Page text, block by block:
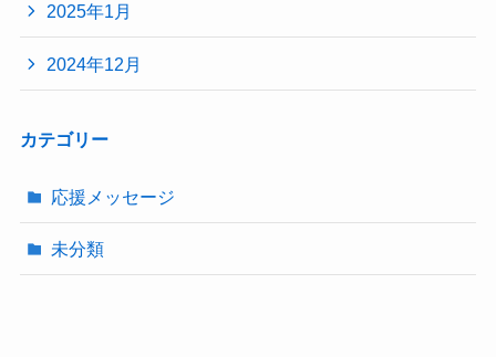
2025年1月
2024年12月
カテゴリー
応援メッセージ
未分類